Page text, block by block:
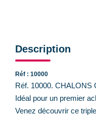
Description
Réf : 10000
Réf. 10000. CHALONS
Idéal pour un premier
Venez découvrir ce